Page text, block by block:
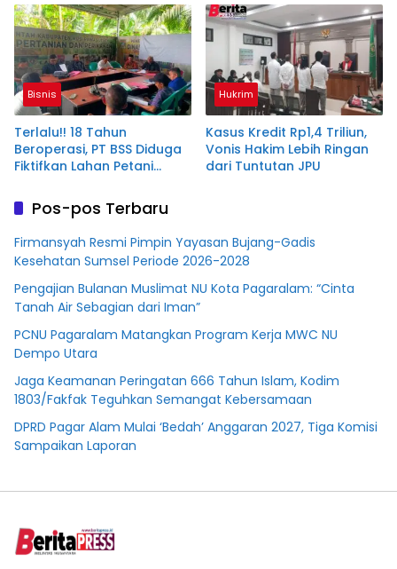
Terdakwa Dituntut 2,5
Tahun Penjara
Bisnis
Terlalu!! 18 Tahun
Beroperasi, PT BSS Diduga
Fiktifkan Lahan Petani
Hukrim
Kasus Kredit Rp1,4 Triliun,
Vonis Hakim Lebih Ringan
dari Tuntutan JPU
Pos-pos Terbaru
Firmansyah Resmi Pimpin Yayasan Bujang-Gadis
Kesehatan Sumsel Periode 2026-2028
Pengajian Bulanan Muslimat NU Kota Pagaralam: “Cinta
Tanah Air Sebagian dari Iman”
PCNU Pagaralam Matangkan Program Kerja MWC NU
Dempo Utara
Jaga Keamanan Peringatan 666 Tahun Islam, Kodim
1803/Fakfak Teguhkan Semangat Kebersamaan
DPRD Pagar Alam Mulai ‘Bedah’ Anggaran 2027, Tiga Komisi
Sampaikan Laporan